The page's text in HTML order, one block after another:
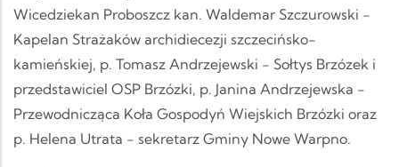
Wicedziekan Proboszcz kan. Waldemar Szczurowski -
Kapelan Strażaków archidiecezji szczecińsko-
kamieńskiej, p. Tomasz Andrzejewski - Sołtys Brzózek i
przedstawiciel OSP Brzózki, p. Janina Andrzejewska -
Przewodnicząca Koła Gospodyń Wiejskich Brzózki oraz
p. Helena Utrata - sekretarz Gminy Nowe Warpno.